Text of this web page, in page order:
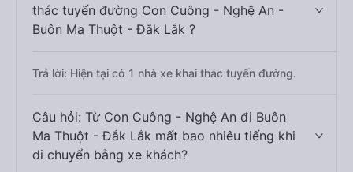
thác tuyến đường Con Cuông - Nghệ An -
Buôn Ma Thuột - Đắk Lắk ?
Trả lời: Hiện tại có 1 nhà xe khai thác tuyến đường.
Câu hỏi: Từ Con Cuông - Nghệ An đi Buôn
Ma Thuột - Đắk Lắk mất bao nhiêu tiếng khi
di chuyển bằng xe khách?